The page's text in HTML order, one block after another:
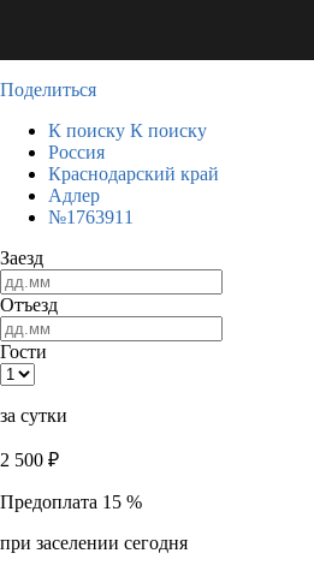
Поделиться
К поиску К поиску
Россия
Краснодарский край
Адлер
№1763911
Заезд
Отъезд
Гости
за сутки
2 500 ₽
Предоплата 15 %
при заселении сегодня